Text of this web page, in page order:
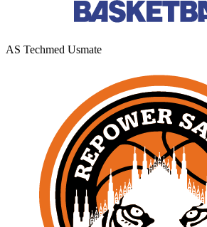
AS Techmed Usmate